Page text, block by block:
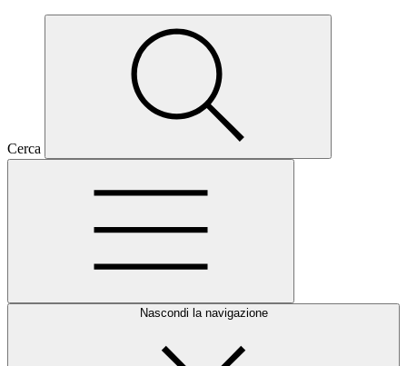
Cerca
Nascondi la navigazione